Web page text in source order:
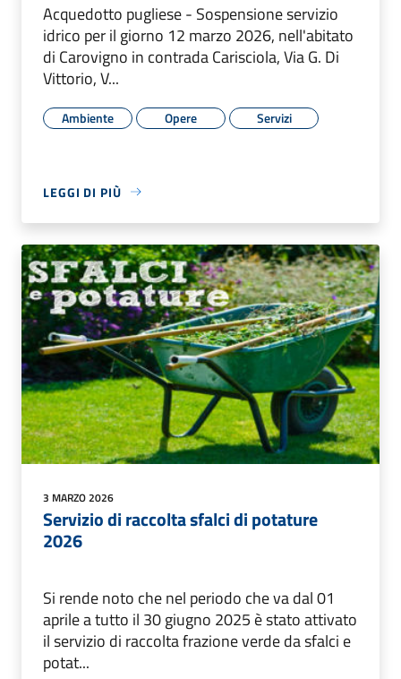
Acquedotto pugliese - Sospensione servizio
idrico per il giorno 12 marzo 2026, nell'abitato
di Carovigno in contrada Carisciola, Via G. Di
Vittorio, V...
Ambiente Opere Servizi
LEGGI DI PIÙ
3 MARZO 2026
Servizio di raccolta sfalci di potature
2026
Si rende noto che nel periodo che va dal 01
aprile a tutto il 30 giugno 2025 è stato attivato
il servizio di raccolta frazione verde da sfalci e
potat...